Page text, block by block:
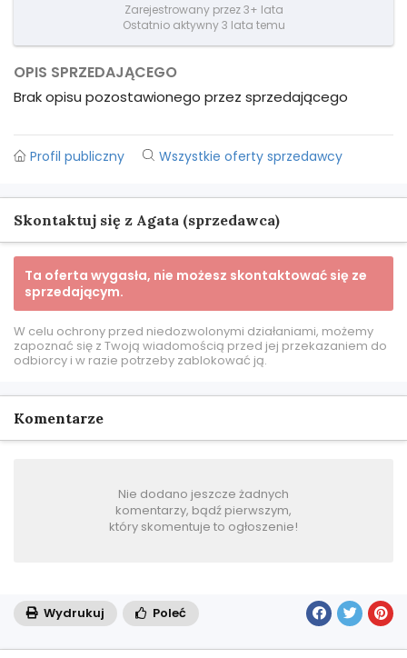
Zarejestrowany przez 3+ lata
Ostatnio aktywny 3 lata temu
OPIS SPRZEDAJĄCEGO
Brak opisu pozostawionego przez sprzedającego
Profil publiczny Wszystkie oferty sprzedawcy
Skontaktuj się z Agata (sprzedawca)
Ta oferta wygasła, nie możesz skontaktować się ze
sprzedającym.
W celu ochrony przed niedozwolonymi działaniami, możemy
zapoznać się z Twoją wiadomością przed jej przekazaniem do
odbiorcy i w razie potrzeby zablokować ją.
Komentarze
Nie dodano jeszcze żadnych
komentarzy, bądź pierwszym,
który skomentuje to ogłoszenie!
Wydrukuj Poleć